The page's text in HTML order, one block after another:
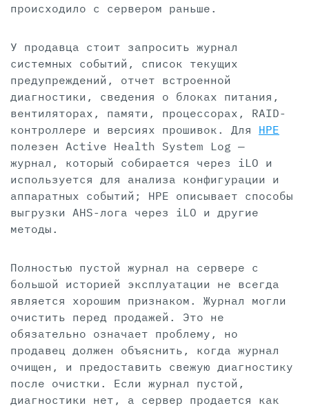
происходило с сервером раньше.
У продавца стоит запросить журнал
системных событий, список текущих
предупреждений, отчет встроенной
диагностики, сведения о блоках питания,
вентиляторах, памяти, процессорах, RAID-
контроллере и версиях прошивок. Для HPE
полезен Active Health System Log —
журнал, который собирается через iLO и
используется для анализа конфигурации и
аппаратных событий; HPE описывает способы
выгрузки AHS-лога через iLO и другие
методы.
Полностью пустой журнал на сервере с
большой историей эксплуатации не всегда
является хорошим признаком. Журнал могли
очистить перед продажей. Это не
обязательно означает проблему, но
продавец должен объяснить, когда журнал
очищен, и предоставить свежую диагностику
после очистки. Если журнал пустой,
диагностики нет, а сервер продается как